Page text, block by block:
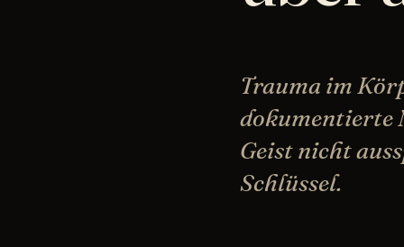
Trauma im
dokumentierte
Geist nicht
Schlüssel.